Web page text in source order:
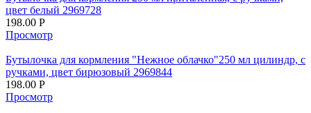
цвет белый 2969728
198.00 Р
Просмотр
Бутылочка для кормления "Нежное облачко"250 мл цилиндр, с
ручками, цвет бирюзовый 2969844
198.00 Р
Просмотр